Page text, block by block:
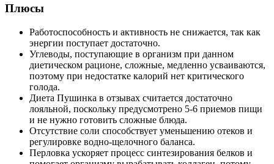
Плюсы
Работоспособность и активность не снижается, так как
энергии поступает достаточно.
Углеводы, поступающие в организм при данном
диетическом рационе, сложные, медленно усваиваются,
поэтому при недостатке калорий нет критического
голода.
Диета Пушинка в отзывах считается достаточно
лояльной, поскольку предусмотрено 5-6 приемов пищи
и не нужно готовить сложные блюда.
Отсутствие соли способствует уменьшению отеков и
регулировке водно-щелочного баланса.
Перловка ускоряет процесс синтезирования белков и